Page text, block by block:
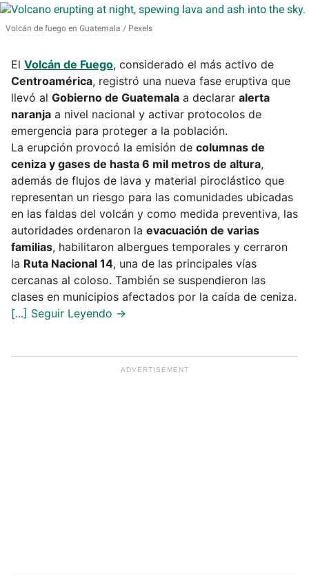
Volcán de fuego en Guatemala Pexels
El Volcán de Fuego, considerado el más activo de
Centroamérica, registró una nueva fase eruptiva que
llevó al Gobierno de Guatemala a declarar alerta
naranja a nivel nacional y activar protocolos de
emergencia para proteger a la población.
La erupción provocó la emisión de columnas de
ceniza y gases de hasta 6 mil metros de altura,
además de flujos de lava y material piroclástico que
representan un riesgo para las comunidades ubicadas
en las faldas del volcán y como medida preventiva, las
autoridades ordenaron la evacuación de varias
familias, habilitaron albergues temporales y cerraron
la Ruta Nacional 14, una de las principales vías
cercanas al coloso. También se suspendieron las
clases en municipios afectados por la caída de ceniza.